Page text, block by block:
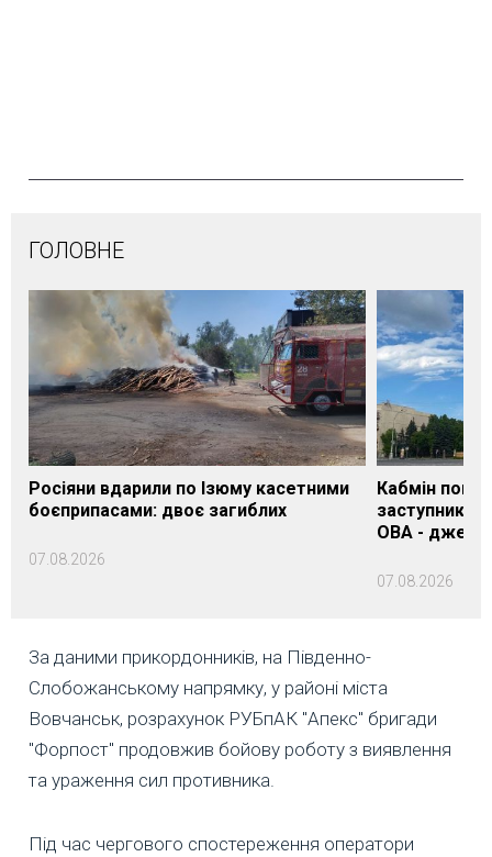
ГОЛОВНЕ
Росіяни вдарили по Ізюму касетними
боєприпасами: двоє загиблих
07.08.2026
Кабмін
заступника
ОВА -
07.08.2026
За даними прикордонників, на Південно-
Слобожанському напрямку, у районі міста
Вовчанськ, розрахунок РУБпАК "Апекс" бригади
"Форпост" продовжив бойову роботу з виявлення
та ураження сил противника.
Під час чергового спостереження оператори